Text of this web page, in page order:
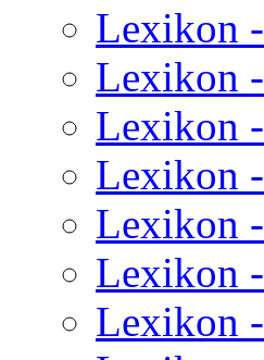
Lexikon
Lexikon
Lexikon
Lexikon
Lexikon
Lexikon
Lexikon